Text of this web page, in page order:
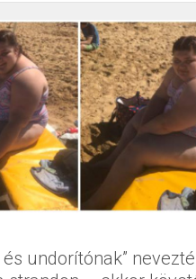
és undorítónak”